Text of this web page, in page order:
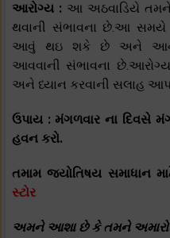
આરોગ્ય : આ અઠવાડિયે તમને
થવાની સંભાવના છે.આ સમયે
આવું થઇ શકે છે અને
આવવાની સંભાવના
અને ધ્યાન કરવાની સલાહ
ઉપાય : મંગળવાર ના દિવસે
હવન કરો.
તમામ જ્યોતિષય સમાધાન
સ્ટોર
અમને આશા છે કે તમને